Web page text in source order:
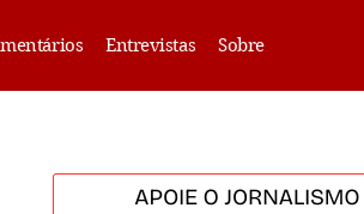
Entrevistas Sobre